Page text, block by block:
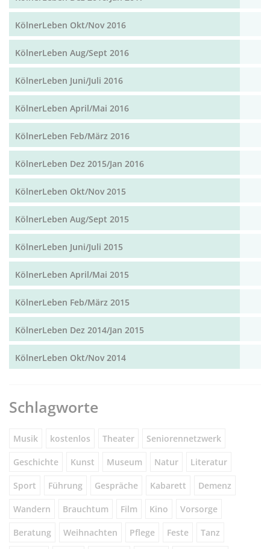
KölnerLeben Okt/Nov 2016
KölnerLeben Aug/Sept 2016
KölnerLeben Juni/Juli 2016
KölnerLeben April/Mai 2016
KölnerLeben Feb/März 2016
KölnerLeben Dez 2015/Jan 2016
KölnerLeben Okt/Nov 2015
KölnerLeben Aug/Sept 2015
KölnerLeben Juni/Juli 2015
KölnerLeben April/Mai 2015
KölnerLeben Feb/März 2015
KölnerLeben Dez 2014/Jan 2015
KölnerLeben Okt/Nov 2014
Schlagworte
Musik kostenlos Theater Seniorennetzwerk
Geschichte Kunst Museum Natur Literatur
Sport Führung Gespräche Kabarett Demenz
Wandern Brauchtum Film Kino Vorsorge
Beratung Weihnachten Pflege Feste Tanz